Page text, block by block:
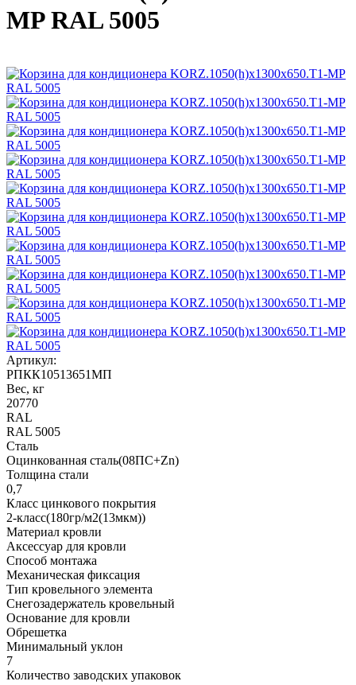
MP RAL 5005
Артикул:
РПКК10513651МП
Вес, кг
20770
RAL
RAL 5005
Сталь
Оцинкованная сталь(08ПС+Zn)
Толщина стали
0,7
Класс цинкового покрытия
2-класс(180гр/м2(13мкм))
Материал кровли
Аксессуар для кровли
Способ монтажа
Механическая фиксация
Тип кровельного элемента
Снегозадержатель кровельный
Основание для кровли
Обрешетка
Минимальный уклон
7
Количество заводских упаковок